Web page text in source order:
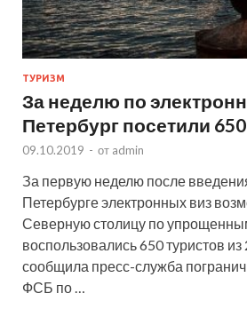
ТУРИЗМ
За неделю по
Петербург посетили
09.10.2019 - от admin
За первую неделю после
Петербурге электронных виз
Северную столицу по
воспользовались 650 туристов
сообщила пресс-служба
ФСБ по …